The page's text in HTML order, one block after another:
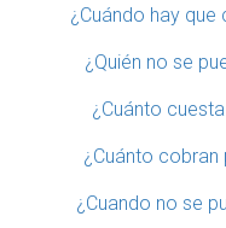
¿Cuándo hay
¿Quién no se
¿Cuánto
¿Cuánto cobran
¿Cuando no se